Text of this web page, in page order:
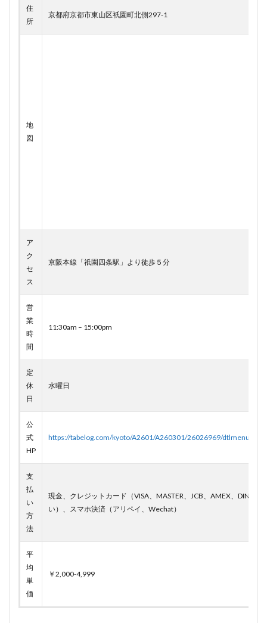
住
所
京都府京都市東山区祇園町北側297-1
地
図
ア
ク
セ
ス
京阪本線「祇園四条駅」より徒歩５分
営
業
時
間
11:30am – 15:00pm
定
休
日
水曜日
公
式
HP
https://tabelog.com/kyoto/A2601/A260301/26026969/dtlmenu/
支
払
い
方
法
現金、クレジットカード（VISA、MASTER、JCB、AMEX、DINERS
い）、スマホ決済（アリペイ、Wechat）
平
均
単
価
￥2,000-4,999